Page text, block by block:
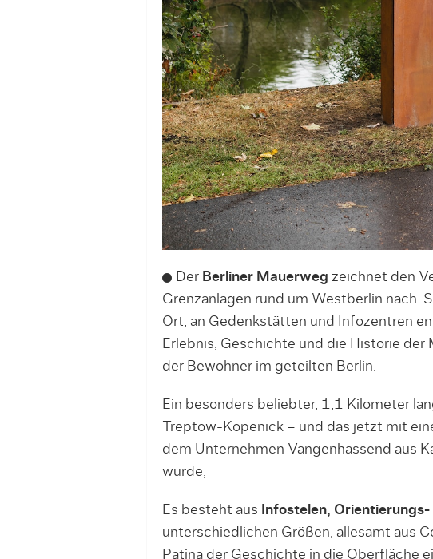
Der Berliner Mauerweg zeichnet den
Grenzanlagen rund um Westberlin nach.
Ort, an Gedenkstätten und Infozentren
Erlebnis, Geschichte und die Historie der
der Bewohner im geteilten Berlin.
Ein besonders beliebter, 1,1 Kilometer
Treptow-Köpenick – und das jetzt mit
dem Unternehmen Vangenhassend aus
wurde,
Es besteht aus Infostelen,
unterschiedlichen Größen, allesamt aus
Patina der Geschichte in die Oberfläche